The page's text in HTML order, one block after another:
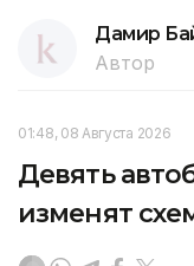
Дамир
Автор
01:48, 08 Августа 2026
Девять
изменят